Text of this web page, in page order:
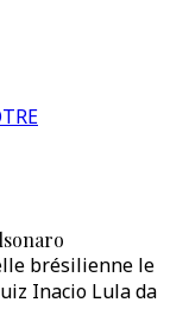
brésilienne le
Inacio Lula da